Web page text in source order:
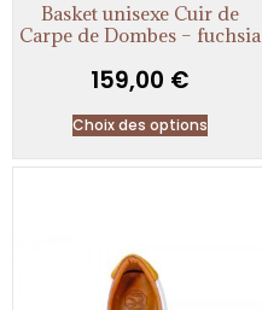
Basket unisexe Cuir de
Carpe de Dombes – fuchsia
159,00 €
Choix des options